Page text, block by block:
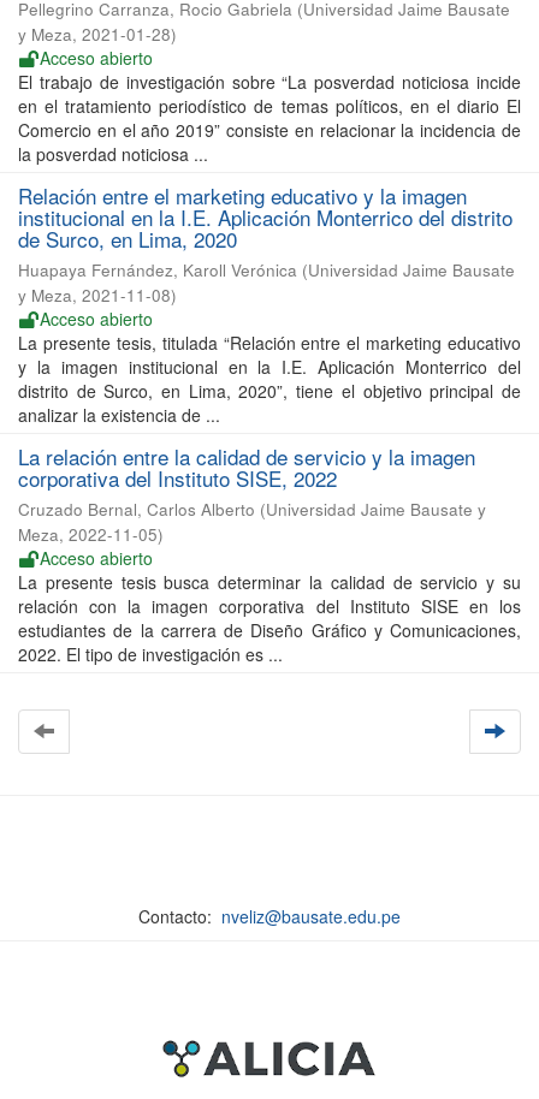
Pellegrino Carranza, Rocio Gabriela (Universidad Jaime Bausate
y Meza, 2021-01-28)
Acceso abierto
El trabajo de investigación sobre “La posverdad noticiosa incide
en el tratamiento periodístico de temas políticos, en el diario El
Comercio en el año 2019” consiste en relacionar la incidencia de
la posverdad noticiosa ...
Relación entre el marketing educativo y la imagen
institucional en la I.E. Aplicación Monterrico del distrito
de Surco, en Lima, 2020
Huapaya Fernández, Karoll Verónica (Universidad Jaime Bausate
y Meza, 2021-11-08)
Acceso abierto
La presente tesis, titulada “Relación entre el marketing educativo
y la imagen institucional en la I.E. Aplicación Monterrico del
distrito de Surco, en Lima, 2020”, tiene el objetivo principal de
analizar la existencia de ...
La relación entre la calidad de servicio y la imagen
corporativa del Instituto SISE, 2022
Cruzado Bernal, Carlos Alberto (Universidad Jaime Bausate y
Meza, 2022-11-05)
Acceso abierto
La presente tesis busca determinar la calidad de servicio y su
relación con la imagen corporativa del Instituto SISE en los
estudiantes de la carrera de Diseño Gráfico y Comunicaciones,
2022. El tipo de investigación es ...
Contacto: nveliz@bausate.edu.pe